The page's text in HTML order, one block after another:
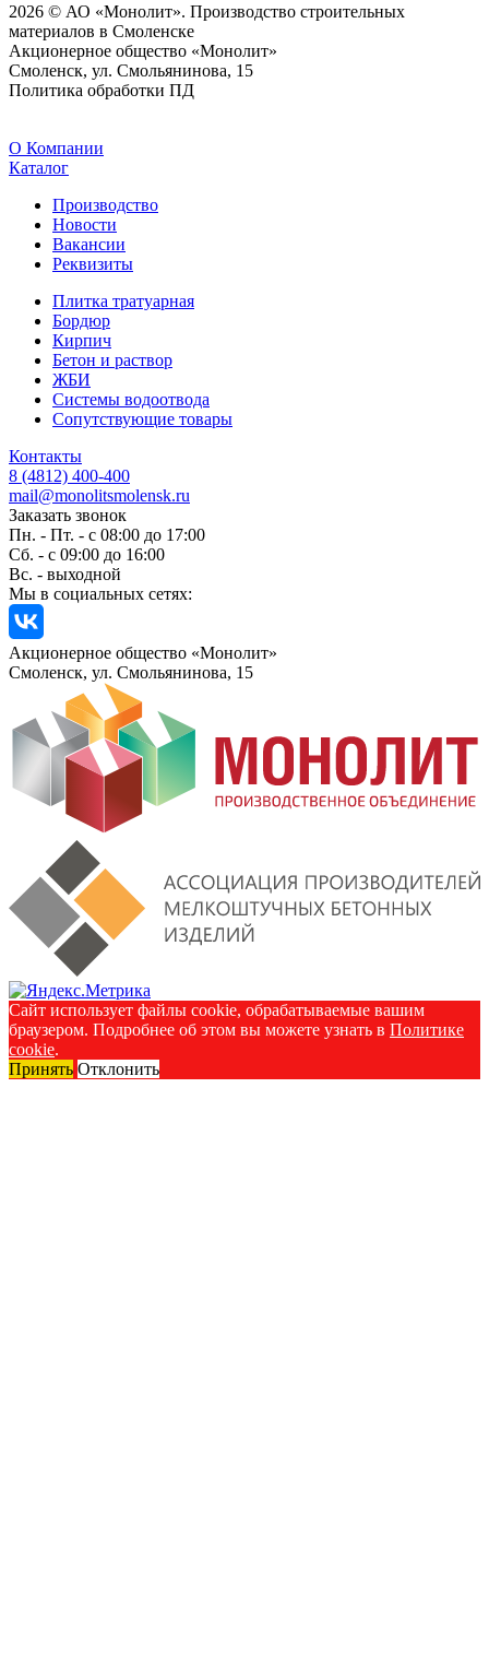
2026 © АО «Монолит». Производство строительных
материалов в Смоленске
Акционерное общество «Монолит»
Смоленск, ул. Смольянинова, 15
Политика обработки ПД
O Компании
Каталог
Производство
Новости
Вакансии
Реквизиты
Плитка тратуарная
Бордюр
Кирпич
Бетон и раствор
ЖБИ
Системы водоотвода
Сопутствующие товары
Контакты
8 (4812) 400-400
mail@monolitsmolensk.ru
Заказать звонок
Пн. - Пт. - с 08:00 до 17:00
Сб. - с 09:00 до 16:00
Вс. - выходной
Мы в социальных сетях:
Акционерное общество «Монолит»
Смоленск, ул. Смольянинова, 15
Сайт использует файлы cookie, обрабатываемые вашим
браузером. Подробнее об этом вы можете узнать в Политике
cookie.
Принять Отклонить